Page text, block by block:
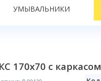
29
УМЫВАЛЬНИКИ
170x70 с каркасом